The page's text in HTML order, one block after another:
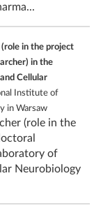
in the project
in the
Cellular
Institute of
in Warsaw
(role in the
of
Neurobiology